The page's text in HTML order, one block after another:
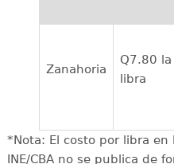
Zanahoria
Q7.80 la
libra
*Nota: El costo por libra en
INE/CBA no se publica de